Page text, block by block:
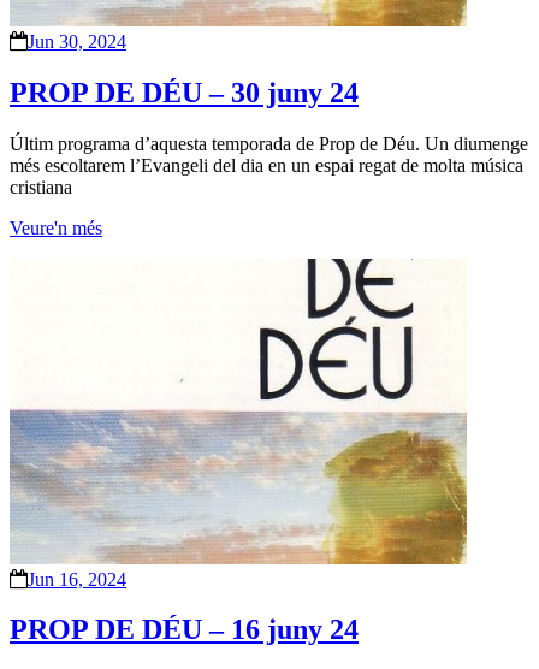
Jun 30, 2024
PROP DE DÉU – 30 juny 24
Últim programa d’aquesta temporada de Prop de Déu. Un diumenge
més escoltarem l’Evangeli del dia en un espai regat de molta música
cristiana
Veure'n més
Jun 16, 2024
PROP DE DÉU – 16 juny 24